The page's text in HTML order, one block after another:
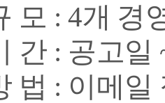
모 : 4개 경
간 : 공고일
법 : 이메